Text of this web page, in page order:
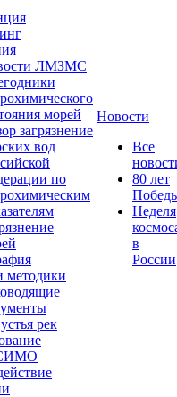
ЛМЗМС
морей
загрязнение
вод
по
методики
рек
Новости
Все
80 лет
Неделя
в
России